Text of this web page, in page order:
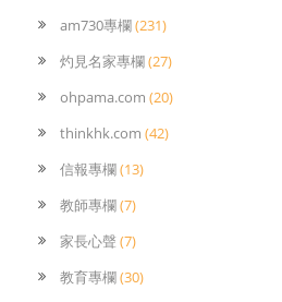
am730專欄(231)
灼見名家專欄(27)
ohpama.com (20)
thinkhk.com (42)
信報專欄(13)
教師專欄(7)
家長心聲 (7)
教育專欄(30)